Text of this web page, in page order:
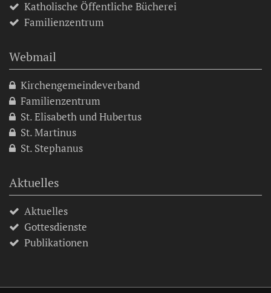
Katholische Öffentliche Bücherei
Familienzentrum
Webmail
Kirchengemeindeverband
Familienzentrum
St. Elisabeth und Hubertus
St. Martinus
St. Stephanus
Aktuelles
Aktuelles
Gottesdienste
Publikationen